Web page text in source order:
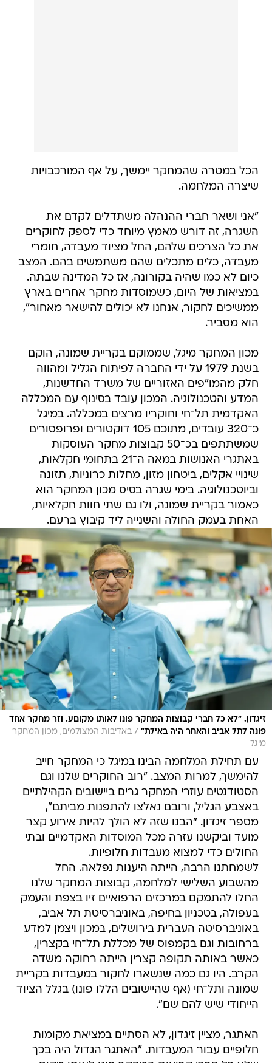
הכל במטרה שהמחקר יימשך, על אף המורכבויות
שיצרה המלחמה.
"אני ושאר חברי ההנהלה משתדלים לקדם את
השגרה, זה דורש מאמץ מיוחד כדי לספק לחוקרים
את כל הצרכים שלהם, החל מציוד מעבדה, חומרי
מעבדה, כלים מתכלים שהם משתמשים בהם. המצב
כיום לא כמו שהיה בקורונה, אז כל המדינה שבתה.
במציאות של היום, כשמוסדות מחקר אחרים בארץ
ממשיכים לחקור, אנחנו לא יכולים להישאר מאחור",
הוא מסביר.
מכון המחקר מיגל, שממוקם בקריית שמונה, הוקם
בשנת 1979 על ידי החברה לפיתוח הגליל ומהווה
חלק מהמו"פים האזוריים של משרד החדשנות,
המדע והטכנולוגיה. המכון עובד בסינוף עם המכללה
האקדמית תל־חי וחוקריו מרצים במכללה. במיגל
כ־320 עובדים, מתוכם 105 דוקטורים ופרופסורים
שמשתתפים בכ־50 קבוצות מחקר העוסקות
באתגרי האנושות במאה ה־21 בתחומי חקלאות,
שינויי אקלים, ביטחון מזון, מחלות כרוניות, תזונה
וביוטכנולוגיה. בימי שגרה בסיס מכון המחקר הוא
כאמור בקריית שמונה, ולו גם שתי חוות חקלאיות,
האחת בעמק החולה והשנייה ליד קיבוץ ברעם.
זיגדון. "לא כל חברי קבוצות המחקר פונו לאותו מקוםע. וזר מחקר אחד
פונה לתל אביב והאחר היה באילת” / באדיבות המצולמים, מכון המחקר
מיגל
עם תחילת המלחמה הבינו במיגל כי המחקר חייב
להימשך, למרות המצב. "רוב החוקרים שלנו וגם
הסטודנטים עוזרי המחקר גרים ביישובים הקהילתיים
באצבע הגליל, ורובם נאלצו להתפנות מביתם",
מספר זיגדון. "הבנו שזה לא הולך להיות אירוע קצר
מועד וביקשנו עזרה מכל המוסדות האקדמיים ובתי
החולים כדי למצוא מעבדות חלופיות.
לשמחתנו הרבה, הייתה היענות נפלאה. החל
מהשבוע השלישי למלחמה, קבוצות המחקר שלנו
החלו להתמקם במרכזים הרפואיים זיו בצפת והעמק
בעפולה, בטכניון בחיפה, באוניברסיטת תל אביב,
באוניברסיטה העברית בירושלים, במכון ויצמן למדע
ברחובות וגם בקמפוס של מכללת תל־חי בקצרין,
כאשר באותה תקופה קצרין הייתה רחוקה משדה
הקרב. היו גם כמה שנשארו לחקור במעבדות בקריית
שמונה ותל־חי (אף שהיישובים הללו פונו) בגלל הציוד
הייחודי שיש להם שם".
האתגר, מציין זיגדון, לא הסתיים במציאת מקומות
חלופיים עבור המעבדות. "האתגר הגדול היה בכך